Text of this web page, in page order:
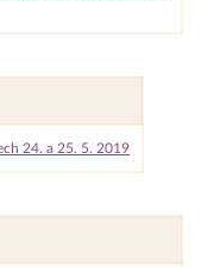
24. a 25. 5. 2019